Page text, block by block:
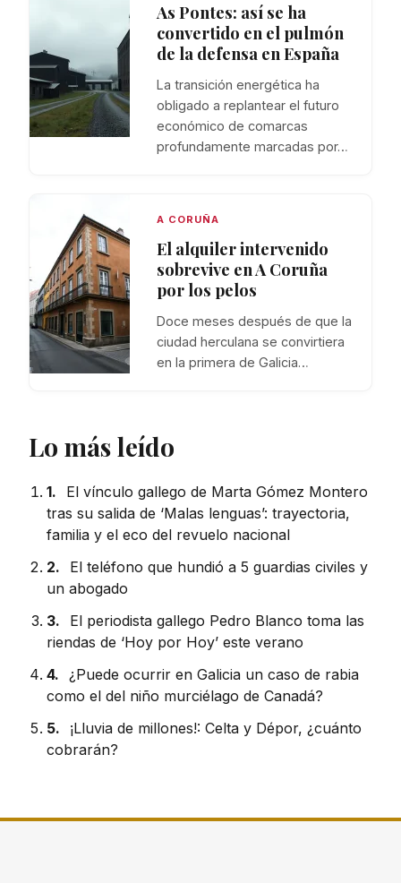
As Pontes: así se ha
convertido en el pulmón
de la defensa en España
La transición energética ha
obligado a replantear el futuro
económico de comarcas
profundamente marcadas por…
A CORUÑA
El alquiler intervenido
sobrevive en A Coruña
por los pelos
Doce meses después de que la
ciudad herculana se convirtiera
en la primera de Galicia…
Lo más leído
1.
El vínculo gallego de Marta Gómez Montero
tras su salida de ‘Malas lenguas’: trayectoria,
familia y el eco del revuelo nacional
2.
El teléfono que hundió a 5 guardias civiles y
un abogado
3.
El periodista gallego Pedro Blanco toma las
riendas de ‘Hoy por Hoy’ este verano
4. ¿Puede ocurrir en Galicia un caso de rabia
como el del niño murciélago de Canadá?
5.
¡Lluvia de millones!: Celta y Dépor, ¿cuánto
cobrarán?